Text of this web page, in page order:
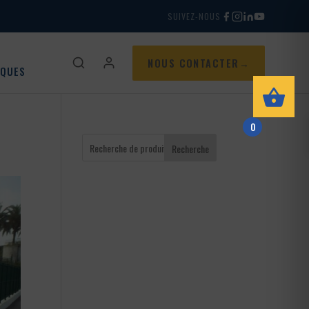
SUIVEZ-NOUS
NOUS CONTACTER
Recherche
0